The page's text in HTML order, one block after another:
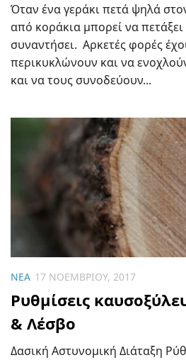
Όταν ένα γεράκι πετά ψηλά
από κοράκια μπορεί να πετάξει
συναντήσει. Αρκετές φορές
περικυκλώνουν και να
και να τους συνοδεύουν...
ΝΈΑ 17 ΝΟΕΜΒΡΊΟΥ, 2017
Ρυθμίσεις
& Λέσβο
Δασική Αστυνομική Διάταξη